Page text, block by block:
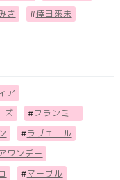
き #倖田來未
ア
ズ #フランミー
#ラヴェール
ワンデー
#マーブル